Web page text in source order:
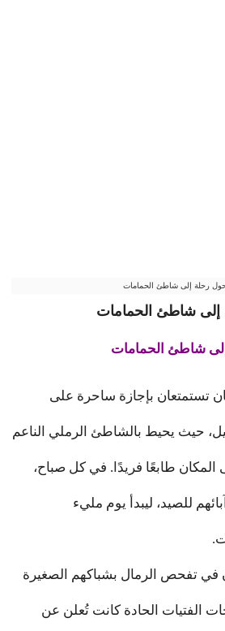
حول رحلة إلى شاطئ الحمامات
إلى شاطئ الحمامات
إلى شاطئ الحمامات
تستمتعان بإجازة ساحرة على
حيث يحيط بالشاطئ الرملي الناعم
طابعًا فريدًا. في كل صباح،
للصيد، ليبدأ يوم مليء
تفحص الرمال بشباكهم الصغيرة
الفتيات الحادة كانت تُعلن عن